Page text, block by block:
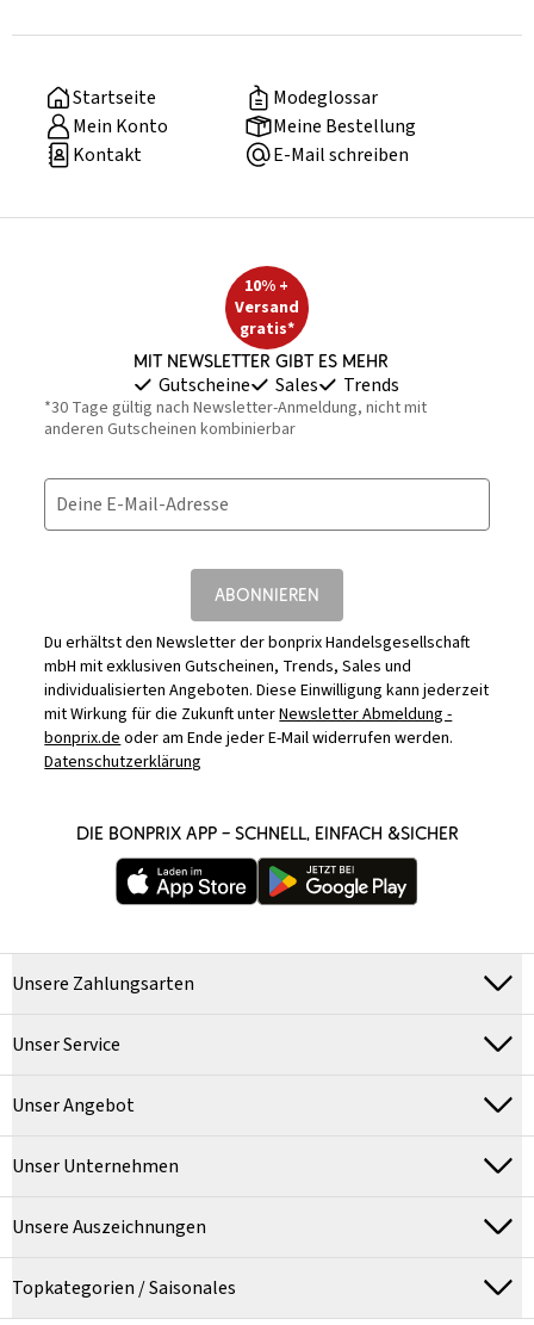
Startseite
Modeglossar
Mein Konto
Meine Bestellung
Kontakt
E-Mail schreiben
10% +
Versand
gratis*
Mit Newsletter gibt es mehr
Gutscheine Sales Trends
*30 Tage gültig nach Newsletter-Anmeldung, nicht mit
anderen Gutscheinen kombinierbar
Deine E-Mail-Adresse
ABONNIEREN
Du erhältst den Newsletter der bonprix Handelsgesellschaft
mbH mit exklusiven Gutscheinen, Trends, Sales und
individualisierten Angeboten. Diese Einwilligung kann jederzeit
mit Wirkung für die Zukunft unterNewsletter Abmeldung -
bonprix.deoder am Ende jeder E-Mail widerrufen werden.
Datenschutzerklärung
DIE BONPRIX APP – SCHNELL, EINFACH &SICHER
Unsere Zahlungsarten
Unser Service
Unser Angebot
Unser Unternehmen
Unsere Auszeichnungen
Topkategorien / Saisonales